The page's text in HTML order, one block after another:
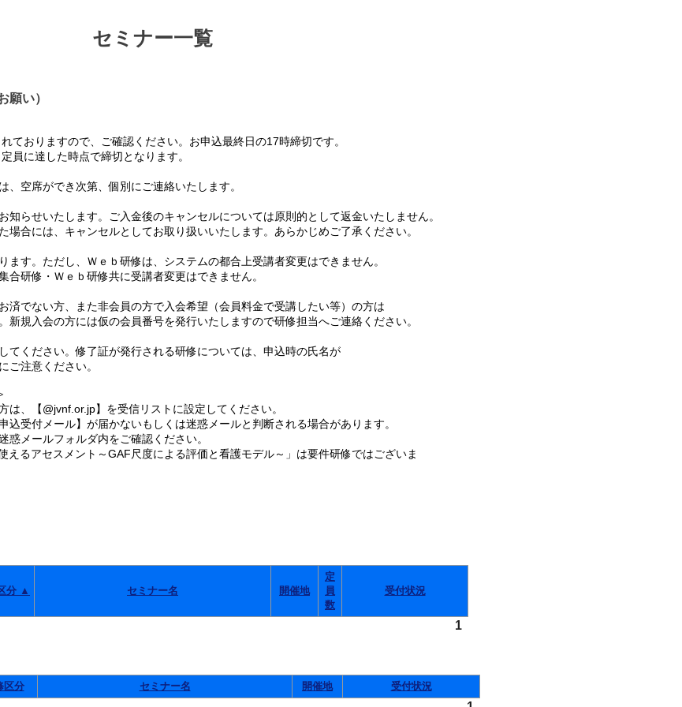
セミナー一覧
願い）
おりますので、ご確認ください。お申込最終日の17時締切です。
に達した時点で締切となります。
空席ができ次第、個別にご連絡いたします。
らせいたします。ご入金後のキャンセルについては原則的として返金いたしません。
合には、キャンセルとしてお取り扱いいたします。あらかじめご了承ください。
す。ただし、Ｗｅｂ研修は、システムの都合上受講者変更はできません。
研修・Ｗｅｂ研修共に受講者変更はできません。
済でない方、また非会員の方で入会希望（会員料金で受講したい等）の方は
規入会の方には仮の会員番号を発行いたしますので研修担当へご連絡ください。
てください。修了証が発行される研修については、申込時の氏名が
注意ください。
は、【@jvnf.or.jp】を受信リストに設定してください。
受付メール】が届かないもしくは迷惑メールと判断される場合があります。
メールフォルダ内をご確認ください。
えるアセスメント～GAF尺度による評価と看護モデル～」は要件研修ではございま
分 ▲ セミナー名 開催地
定
員
数
受付状況
1
区分 セミナー名 開催地 受付状況